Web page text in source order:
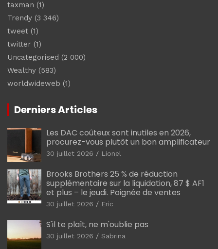
taxman (1)
Trendy (3 346)
tweet (1)
twitter (1)
Uncategorised (2 000)
Wealthy (583)
worldwideweb (1)
Derniers Articles
Les DAC coûteux sont inutiles en 2026,
procurez-vous plutôt un bon amplificateur
30 juillet 2026 Lionel
Brooks Brothers 25 % de réduction
supplémentaire sur la liquidation, 87 $ AF1
et plus – le jeudi. Poignée de ventes
30 juillet 2026 Eric
S'il te plaît, ne m'oublie pas
30 juillet 2026 Sabrina